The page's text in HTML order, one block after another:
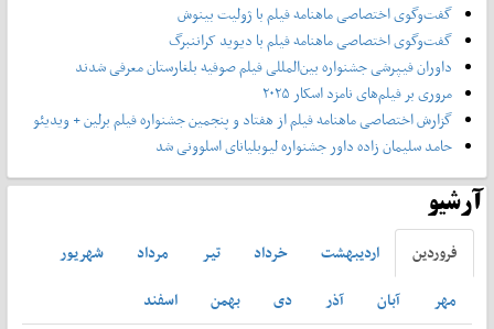
گفت‌وگوی اختصاصی ماهنامه فیلم با ژولیت بینوش
گفت‌وگوی اختصاصی ماهنامه فیلم با دیوید کراننبرگ
داوران فیپرشی جشنواره بین‌المللی فیلم صوفیه بلغارستان معرفی شدند
مروری بر فیلم‌های نامزد اسکار ۲۰۲۵
گزارش اختصاصی ماهنامه فیلم از هفتاد و پنجمین جشنواره فیلم برلین + ویدیئو
حامد سلیمان زاده داور جشنواره لیوبلیانای اسلوونی شد
آرشیو
فروردين ارديبهشت خرداد تير مرداد
شهريور
مهر
آبان آذر دی بهمن
اسفند